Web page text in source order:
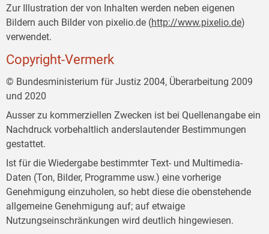
Zur Illustration der von Inhalten werden neben eigenen
Bildern auch Bilder von pixelio.de (http://www.pixelio.de)
verwendet.
Copyright-Vermerk
© Bundesministerium für Justiz 2004, Überarbeitung 2009
und 2020
Ausser zu kommerziellen Zwecken ist bei Quellenangabe ein
Nachdruck vorbehaltlich anderslautender Bestimmungen
gestattet.
Ist für die Wiedergabe bestimmter Text- und Multimedia-
Daten (Ton, Bilder, Programme usw.) eine vorherige
Genehmigung einzuholen, so hebt diese die obenstehende
allgemeine Genehmigung auf; auf etwaige
Nutzungseinschränkungen wird deutlich hingewiesen.